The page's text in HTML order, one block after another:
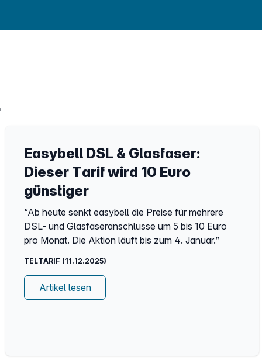
Easybell DSL & Glasfaser:
Dieser Tarif wird 10 Euro
günstiger
“Ab heute senkt easybell die Preise für mehrere
DSL- und Glasfaseranschlüsse um 5 bis 10 Euro
pro Monat. Die Aktion läuft bis zum 4. Januar.”
TELTARIF (11.12.2025)
Artikel lesen